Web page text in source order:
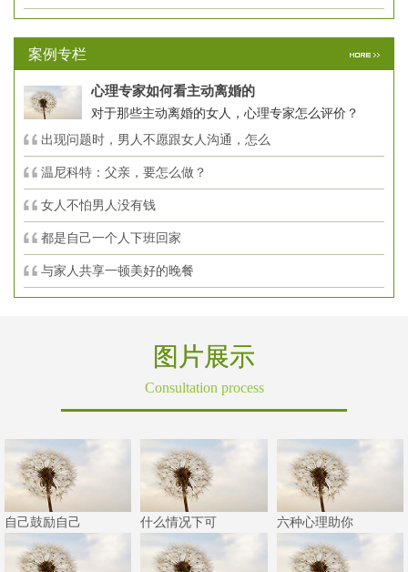
案例专栏
心理专家如何看主动离婚的
对于那些主动离婚的女人，心理专家怎么评价？
出现问题时，男人不愿跟女人沟通，怎么
温尼科特：父亲，要怎么做？
女人不怕男人没有钱
都是自己一个人下班回家
与家人共享一顿美好的晚餐
图片展示
Consultation process
自己鼓励自己 什么情况下可 六种心理助你